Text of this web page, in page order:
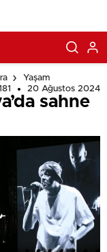
Yaşam
20 Ağustos 2024
sahne